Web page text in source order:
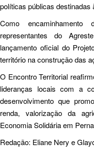
políticas públicas destinadas
Como
representantes do
lançamento oficial do
território na construção das
O Encontro Territorial
lideranças locais com a
desenvolvimento que
renda, valorização da
Economia Solidária em
Redação: Eliane Nery e